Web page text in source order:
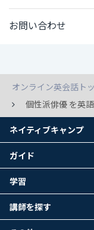
お問い合わせ
オンライン英会話ト
個性派俳優 を英
ネイティブキャンプ
ガイド
学習
講師を探す